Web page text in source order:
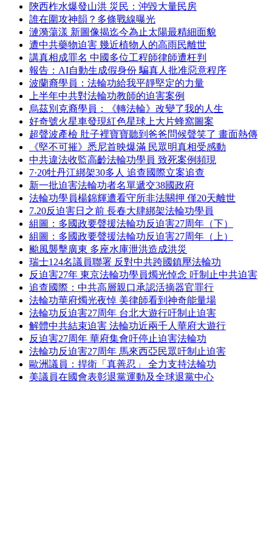
陝西柞水爆發山洪 災民：沖毀大量民房
誰在圍攻神韻？多條戰線曝光
漣漪蕩漾 新圖像揭迄今為止太陽最精細面貌
遭中共藥物迫害 幾近植物人的高雨民離世
講真相成罪名 中國多位工程師律師遭枉判
報告：AI自動生成假身份 騙真人批准惡意程序
波蘭裔學員：法輪功給我平靜堅定的力量
上半年中共對法輪功教師的迫害案例
烏茲別克裔學員：《轉法輪》改變了我的人生
好奇號火星車發現紅色星球上大片蜂窩圖案
超聲波產檢 肚子裡寶寶聽到爸爸問候聲笑了 畫面熱傳
《堅不可摧》悉尼首映爆滿 民眾明真相受感動
中共違法收監高齡法輪功學員 致死案例頻現
7·20牡丹江綁架30多人 追查國際立案追查
新一批迫害法輪功者名單遞交38國政府
法輪功學員楊錦輝遭看守所非法關押 僅20天離世
7.20反迫害日之前 長春大肆綁架法輪功學員
組圖：多國政要聲援法輪功反迫害27周年（下）
組圖：多國政要聲援法輪功反迫害27周年（上）
颱風襲擊廣東 多座水庫泄洪造成洪災
瑞士124名議員聯署 反對中共跨國鎮壓法輪功
反迫害27年 東京法輪功學員燭光悼念 吁制止中共迫害
追查國際：中共高層親口承認活摘器官罪行
法輪功華府燭光夜悼 美律師看到神奇能量場
法輪功反迫害27周年 台北大遊行吁制止迫害
解體中共結束迫害 法輪功近兩千人華府大遊行
反迫害27周年 華府集會吁停止迫害法輪功
法輪功反迫害27周年 馬來西亞民眾吁制止迫害
歐洲議員：捍衛「真善忍」 全力支持法輪功
美議員在國會表彰退黨運動及全球退黨中心